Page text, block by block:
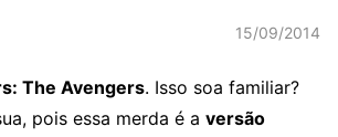
15/09/2014
The Avengers. Isso soa familiar?
pois essa merda é a versão